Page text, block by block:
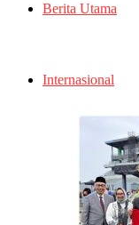
Berita Utama
Internasional